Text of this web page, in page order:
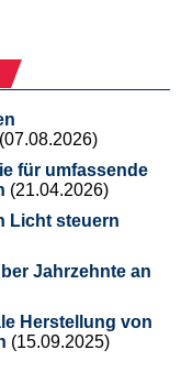
(07.08.2026)
für umfassende
(21.04.2026)
Licht steuern
Jahrzehnte an
Herstellung von
(15.09.2025)